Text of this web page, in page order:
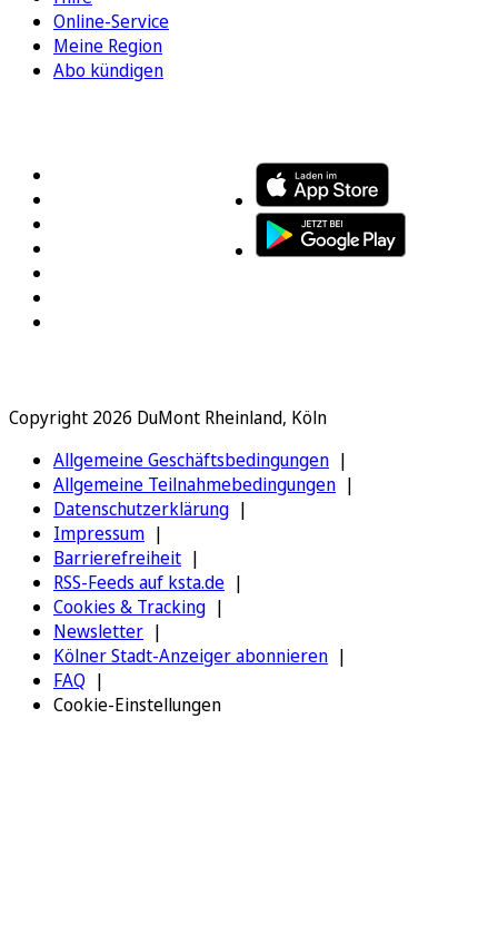
Online-Service
Meine Region
Abo kündigen
Copyright 2026 DuMont Rheinland, Köln
Allgemeine Geschäftsbedingungen
Allgemeine Teilnahmebedingungen
Datenschutzerklärung
Impressum
Barrierefreiheit
RSS-Feeds auf ksta.de
Cookies & Tracking
Newsletter
Kölner Stadt-Anzeiger abonnieren
FAQ
Cookie-Einstellungen